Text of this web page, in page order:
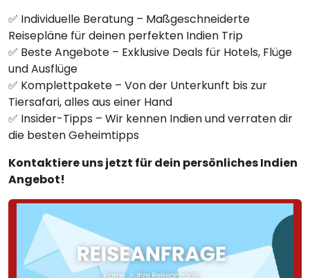
✅ Individuelle Beratung – Maßgeschneiderte
Reisepläne für deinen perfekten Indien Trip
✅ Beste Angebote – Exklusive Deals für Hotels, Flüge
und Ausflüge
✅ Komplettpakete – Von der Unterkunft bis zur
Tiersafari, alles aus einer Hand
✅ Insider-Tipps – Wir kennen Indien und verraten dir
die besten Geheimtipps
Kontaktiere uns jetzt für dein persönliches Indien
Angebot!